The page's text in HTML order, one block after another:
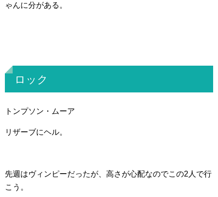
ゃんに分がある。
ロック
トンプソン・ムーア
リザーブにヘル。
先週はヴィンピーだったが、高さが心配なのでこの2人で行
こう。